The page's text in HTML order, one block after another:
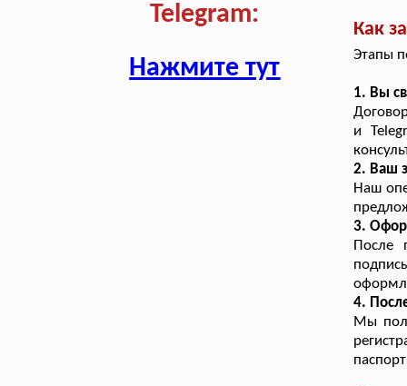
Telegram:
Нажмите тут
Как
Этапы
1. Вы
и
2. Ваш
Наш
3.
После
4.
Мы